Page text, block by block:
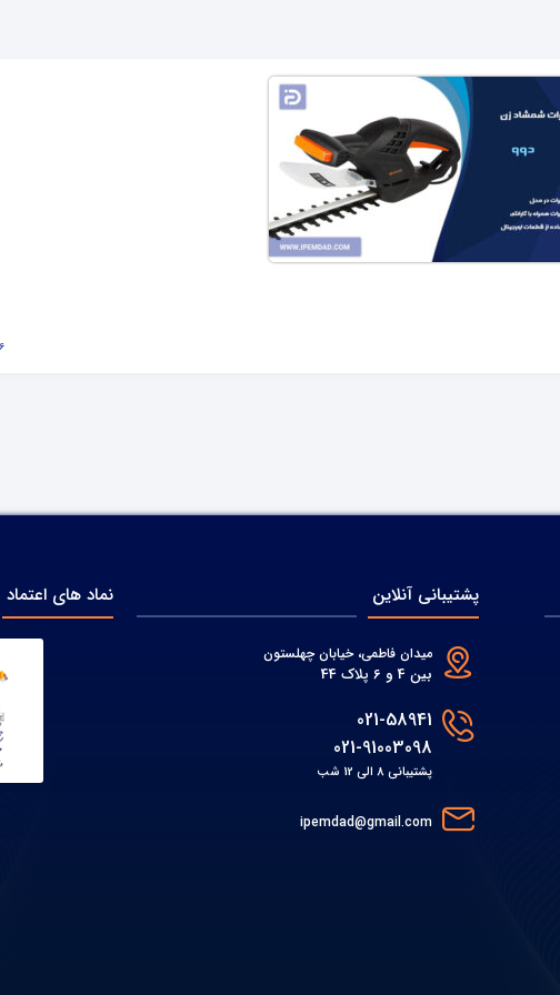
26
پشتیبانی آنلاین
میدان فاطمی، خیابان چهلستون
بین 4 و 6 پلاک 44
021-58941
021-91003098
پشتیبانی 8 الی 12 شب
ipemdad@gmail.com
نماد های اعتماد